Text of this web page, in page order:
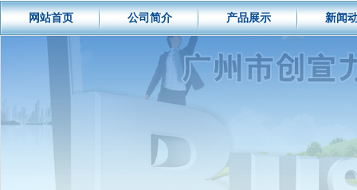
网站首页 公司简介 产品展示 新闻
如何选购买UPS电源